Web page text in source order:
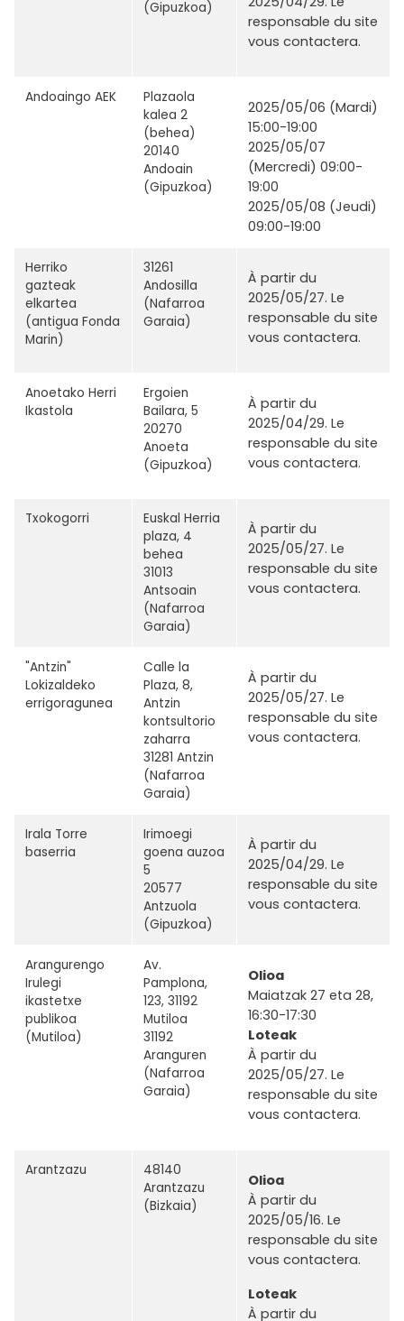
(Gipuzkoa)
responsable du site
vous contactera.
Andoaingo AEK
Plazaola
kalea 2
(behea)
20140
Andoain
(Gipuzkoa)
2025/05/06 (Mardi)
15:00-19:00
2025/05/07
(Mercredi) 09:00-
19:00
2025/05/08 (Jeudi)
09:00-19:00
Herriko
gazteak
elkartea
(antigua Fonda
Marin)
31261
Andosilla
(Nafarroa
Garaia)
À partir du
2025/05/27. Le
responsable du site
vous contactera.
Anoetako Herri
Ikastola
Ergoien
Bailara, 5
20270
Anoeta
(Gipuzkoa)
À partir du
2025/04/29. Le
responsable du site
vous contactera.
Txokogorri
Euskal Herria
plaza, 4
behea
31013
Antsoain
(Nafarroa
Garaia)
À partir du
2025/05/27. Le
responsable du site
vous contactera.
"Antzin"
Lokizaldeko
errigoragunea
Calle la
Plaza, 8,
Antzin
kontsultorio
zaharra
31281 Antzin
(Nafarroa
Garaia)
À partir du
2025/05/27. Le
responsable du site
vous contactera.
Irala Torre
baserria
Irimoegi
goena auzoa
5
20577
Antzuola
(Gipuzkoa)
À partir du
2025/04/29. Le
responsable du site
vous contactera.
Arangurengo
Irulegi
ikastetxe
publikoa
(Mutiloa)
Av.
Pamplona,
123, 31192
Mutiloa
31192
Aranguren
(Nafarroa
Garaia)
Olioa
Maiatzak 27 eta 28,
16:30-17:30
Loteak
À partir du
2025/05/27. Le
responsable du site
vous contactera.
Arantzazu
48140
Arantzazu
(Bizkaia)
Olioa
À partir du
2025/05/16. Le
responsable du site
vous contactera.
Loteak
À partir du